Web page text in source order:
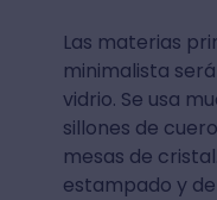
Las materias
minimalista
vidrio. Se usa
sillones de
mesas de
estampado y